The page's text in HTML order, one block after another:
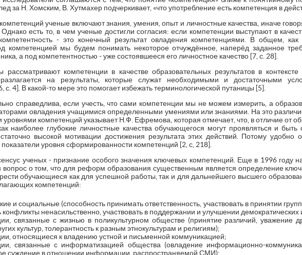
за Н. Хомским, В. Хутмахер подчеркивает, «что употребление есть компетенция в
ученые включают знания, умения, опыт и личностные качества, иначе
есть то, в чем ученые достигли согласия: если компетенции выступают в
- это конечный результат овладения компетенциями. В общем, как
компетенцией мы будем понимать некоторое отчуждённое, наперёд заданное
а под компетентностью - уже состоявшееся его личностное качество [7, с. 28].
рассматривают компетенции в качестве образовательных результатов в
на результаты, которые служат необходимыми и достаточными
с. 4]. В какой-то мере это помогает избежать терминологической путаницы [5].
справедлива, если учесть, что сами компетенции мы не можем измерить, а
овладения учащимися определенными умениями или знаниями. На это
уровнями компетенций указывает Н.Ф. Ефремова, которая отмечает, что, в отличие от
наиболее глубокие личностные качества обучающегося могут проявляться и
высокой мотивации достижения результата этих действий. Потому удобно
показатели уровня сформированности компетенций [2, с, 218].
ученых - признание особого значения ключевых компетенций. Еще в 1996 году
вопрос о том, что для реформ образования существенным является определение
обучающиеся как для успешной работы, так и для дальнейшего высшего
компетенций:
и социальные (способность принимать ответственность, участвовать в принятии
конфликты ненасильственно, участвовать в поддержании и улучшении демократических
связанные с жизнью в поликультурном обществе (принятие различий, уважение
культур, толерантность к разным этнокультурам и религиям);
относящиеся к владению устной и письменной коммуникацией;
связанные с информатизацией общества (овладение информационно-
суждение в отношении информации, распространяемой СМИ);